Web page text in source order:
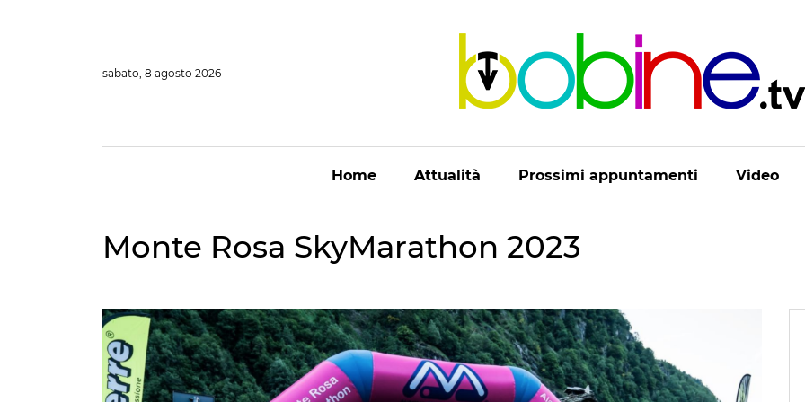
sabato, 8 agosto 2026
Home Attualità Prossimi appuntamenti Video
Monte Rosa SkyMarathon 2023